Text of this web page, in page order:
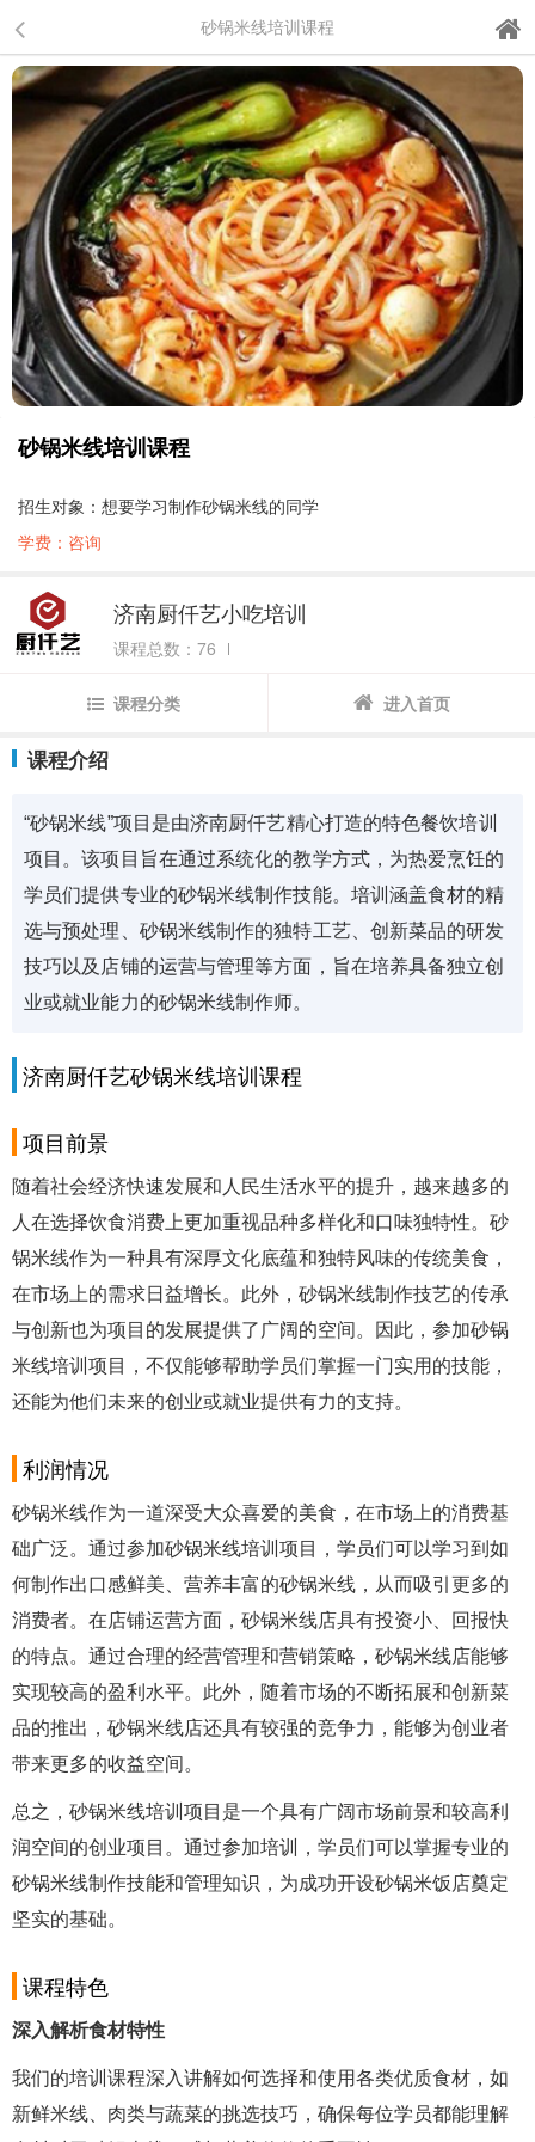
砂锅米线培训课程
砂锅米线培训课程
招生对象：想要学习制作砂锅米线的同学
学费：咨询
济南厨仟艺小吃培训
课程总数：76
课程分类 进入首页
课程介绍
“砂锅米线”项目是由济南厨仟艺精心打造的特色餐饮培训
项目。该项目旨在通过系统化的教学方式，为热爱烹饪的
学员们提供专业的砂锅米线制作技能。培训涵盖食材的精
选与预处理、砂锅米线制作的独特工艺、创新菜品的研发
技巧以及店铺的运营与管理等方面，旨在培养具备独立创
业或就业能力的砂锅米线制作师。
济南厨仟艺砂锅米线培训课程
项目前景
随着社会经济快速发展和人民生活水平的提升，越来越多的
人在选择饮食消费上更加重视品种多样化和口味独特性。砂
锅米线作为一种具有深厚文化底蕴和独特风味的传统美食，
在市场上的需求日益增长。此外，砂锅米线制作技艺的传承
与创新也为项目的发展提供了广阔的空间。因此，参加砂锅
米线培训项目，不仅能够帮助学员们掌握一门实用的技能，
还能为他们未来的创业或就业提供有力的支持。
利润情况
砂锅米线作为一道深受大众喜爱的美食，在市场上的消费基
础广泛。通过参加砂锅米线培训项目，学员们可以学习到如
何制作出口感鲜美、营养丰富的砂锅米线，从而吸引更多的
消费者。在店铺运营方面，砂锅米线店具有投资小、回报快
的特点。通过合理的经营管理和营销策略，砂锅米线店能够
实现较高的盈利水平。此外，随着市场的不断拓展和创新菜
品的推出，砂锅米线店还具有较强的竞争力，能够为创业者
带来更多的收益空间。
总之，砂锅米线培训项目是一个具有广阔市场前景和较高利
润空间的创业项目。通过参加培训，学员们可以掌握专业的
砂锅米线制作技能和管理知识，为成功开设砂锅米饭店奠定
坚实的基础。
课程特色
深入解析食材特性
我们的培训课程深入讲解如何选择和使用各类优质食材，如
新鲜米线、肉类与蔬菜的挑选技巧，确保每位学员都能理解